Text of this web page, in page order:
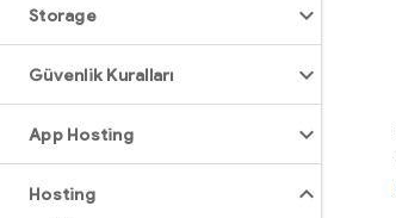
Storage
Güvenlik Kuralları
App Hosting
Hosting